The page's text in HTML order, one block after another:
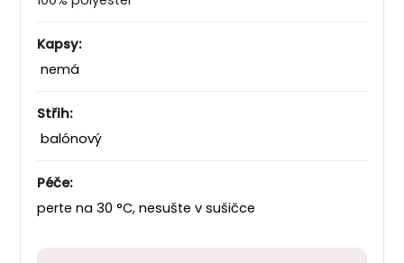
Kapsy:
nemá
Střih:
balónový
Péče:
perte na 30 °C, nesušte v sušičce